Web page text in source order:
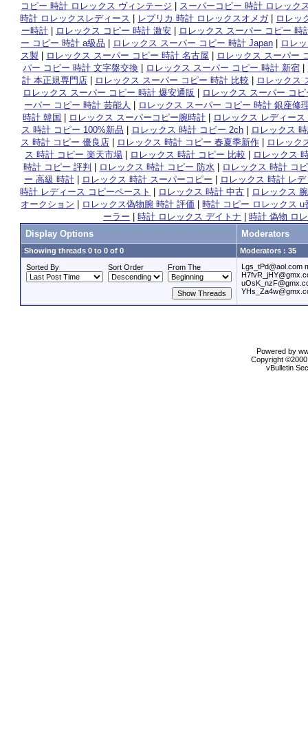
コピー 時計 ロレックス ヴィンテージ
スーパーコピー 時計 ロレック
時計 ロレックスレディース
レプリカ 時計 ロレックスオメガ|
ロレッ
ー時計| ロレックス コピー 時計 激安|
ロレックス スーパー コピー 時
ー コピー 時計 a級品
ロレックス スーパー コピー 時計 Japan|
ロレ
ス製
ロレックス スーパー コピー 時計 名古屋
ロレックス スーパー
パー コピー 時計 文字盤交換
ロレックス スーパー コピー 時計 新宿
計 本正規専門店| ロレックス スーパー コピー 時計 比較
ロレックス
ロレックス スーパー コピー 時計 爆安通販
ロレックス スーパー コ
ーパー コピー 時計 芸能人
ロレックス スーパー コピー 時計 銀座修
時計 韓国
ロレックス スーパーコピー腕時計
ロレックス レディー
ス 時計 コピー 100%新品
ロレックス 時計 コピー 2ch|
ロレックス
ス 時計 コピー 優良店| ロレックス 時計 コピー 春夏季新作|
ロレック
ス 時計 コピー 楽天市場
ロレックス 時計 コピー 比較
ロレックス
時計 コピー 評判
ロレックス 時計 コピー 防水
ロレックス 時計 コ
ー 高級 時計| ロレックス 時計 スーパーコピー
ロレックス 時計 レ
時計 レディース コピーペースト
ロレックス 時計 中古
ロレックス
オークション
ロレックス偽物腕 時計 評価 |時計 コピー ロレックス u
ーラー
時計 ロレックス デイトナ
時計 偽物 ロ
Display Options
Moderators
Showing threads 0 to 0 of 0
Moderators : 35
Sorted By
Sort Order From The
Lgs_tPd@aol.com
Powered by
Copyright
vBulletin